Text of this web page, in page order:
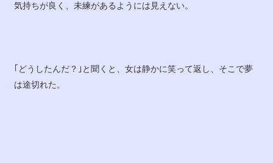
気持ちが良く、未練があるようには見えない。
｢どうしたんだ？｣と聞くと、女は静かに笑って返し、そこで夢
は途切れた。